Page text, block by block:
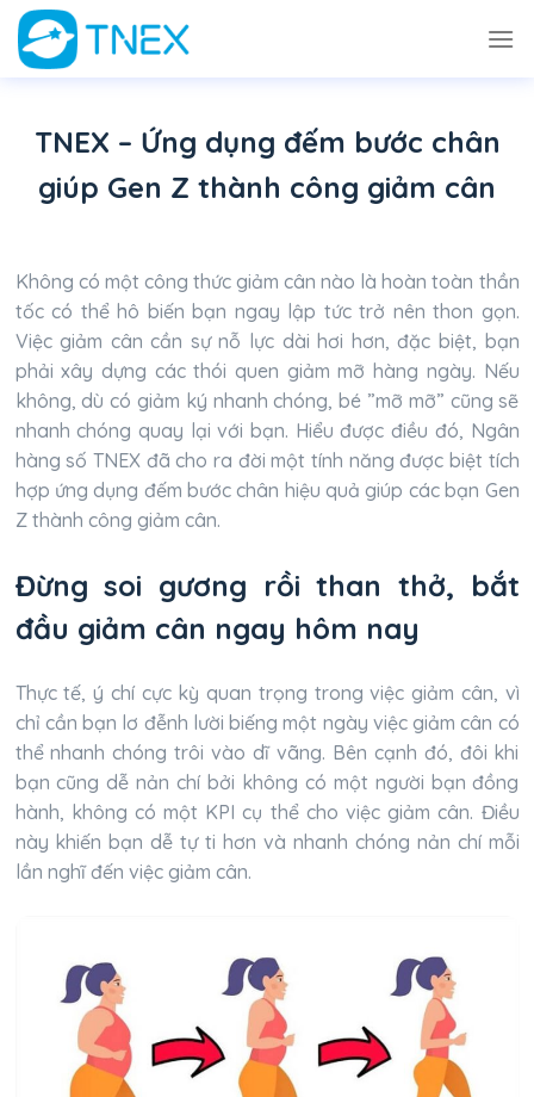
Skip
content
TNEX – Ứng dụng đếm bước chân
giúp Gen Z thành công giảm cân
Không có một công thức giảm cân nào là hoàn toàn thần
tốc có thể hô biến bạn ngay lập tức trở nên thon gọn.
Việc giảm cân cần sự nỗ lực dài hơi hơn, đặc biệt, bạn
phải xây dựng các thói quen giảm mỡ hàng ngày. Nếu
không, dù có giảm ký nhanh chóng, bé ”mỡ mỡ” cũng sẽ
nhanh chóng quay lại với bạn. Hiểu được điều đó, Ngân
hàng số TNEX đã cho ra đời một tính năng được biệt tích
hợp ứng dụng đếm bước chân hiệu quả giúp các bạn Gen
Z thành công giảm cân.
Đừng soi gương rồi than thở, bắt
đầu giảm cân ngay hôm nay
Thực tế, ý chí cực kỳ quan trọng trong việc giảm cân, vì
chỉ cần bạn lơ đễnh lười biếng một ngày việc giảm cân có
thể nhanh chóng trôi vào dĩ vãng. Bên cạnh đó, đôi khi
bạn cũng dễ nản chí bởi không có một người bạn đồng
hành, không có một KPI cụ thể cho việc giảm cân. Điều
này khiến bạn dễ tự ti hơn và nhanh chóng nản chí mỗi
lần nghĩ đến việc giảm cân.